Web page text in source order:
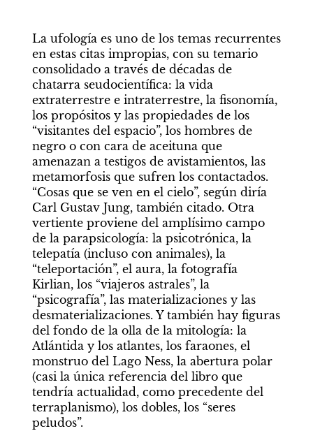
La ufología es uno de los temas recurrentes
en estas citas impropias, con su temario
consolidado a través de décadas de
chatarra seudocientífica: la vida
extraterrestre e intraterrestre, la fisonomía,
los propósitos y las propiedades de los
“visitantes del espacio”, los hombres de
negro o con cara de aceituna que
amenazan a testigos de avistamientos, las
metamorfosis que sufren los contactados.
“Cosas que se ven en el cielo”, según diría
Carl Gustav Jung, también citado. Otra
vertiente proviene del amplísimo campo
de la parapsicología: la psicotrónica, la
telepatía (incluso con animales), la
“teleportación”, el aura, la fotografía
Kirlian, los “viajeros astrales”, la
“psicografía”, las materializaciones y las
desmaterializaciones. Y también hay figuras
del fondo de la olla de la mitología: la
Atlántida y los atlantes, los faraones, el
monstruo del Lago Ness, la abertura polar
(casi la única referencia del libro que
tendría actualidad, como precedente del
terraplanismo), los dobles, los “seres
peludos”.